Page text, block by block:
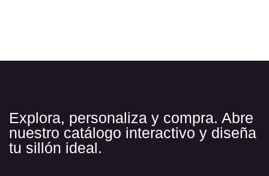
Explora, personaliza y compra. Abre
nuestro catálogo interactivo y diseña
tu sillón ideal.